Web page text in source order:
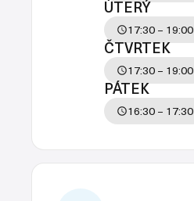
ÚTERÝ
17:30 – 19:00
ČTVRTEK
17:30 – 19:00
PÁTEK
16:30 – 17:30